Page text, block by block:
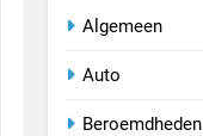
Algemeen
Auto
Beroemdheden